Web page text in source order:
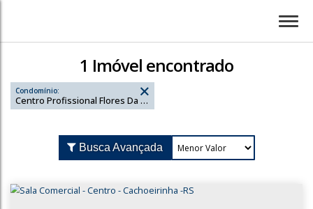
1 Imóvel encontrado
Condomínio:
Centro Profissional Flores Da Cunha
Busca Avançada